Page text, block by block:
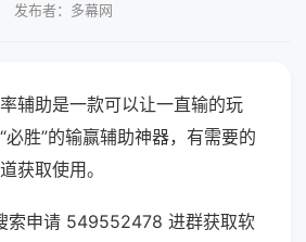
发布者：多幕网
辅助是一款可以让一直输的玩
必胜”的输赢辅助神器，有需要的
获取使用。
索申请 549552478 进群获取软